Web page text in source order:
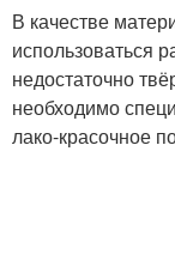
В качестве
использоваться
недостаточно
необходимо
лако-красочное